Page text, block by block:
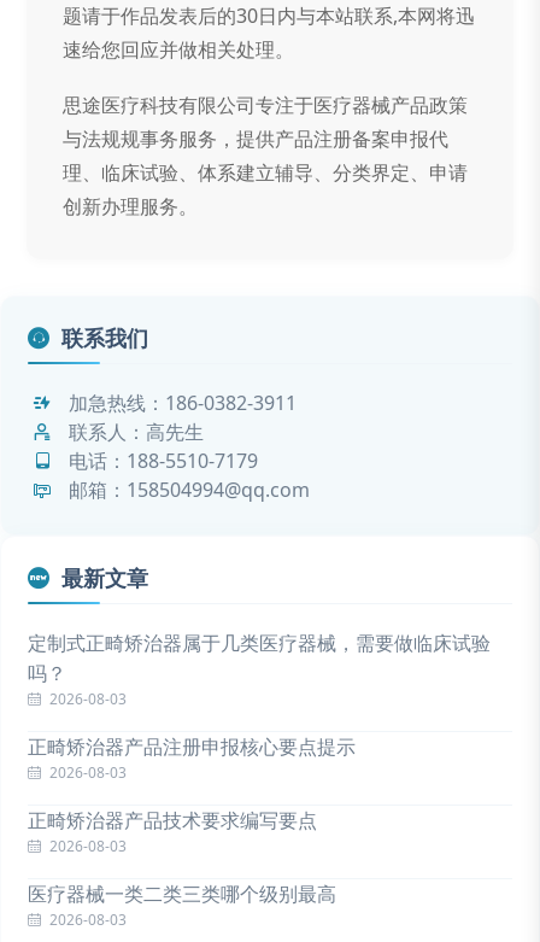
题请于作品发表后的30日内与本站联系,本网将迅
速给您回应并做相关处理。
思途医疗科技有限公司专注于医疗器械产品政策
与法规规事务服务，提供产品注册备案申报代
理、临床试验、体系建立辅导、分类界定、申请
创新办理服务。
联系我们
加急热线： 186-0382-3911
联系人：高先生
电话： 188-5510-7179
邮箱：158504994@qq.com
最新文章
定制式正畸矫治器属于几类医疗器械，需要做临床试验
吗？
2026-08-03
正畸矫治器产品注册申报核心要点提示
2026-08-03
正畸矫治器产品技术要求编写要点
2026-08-03
医疗器械一类二类三类哪个级别最高
2026-08-03